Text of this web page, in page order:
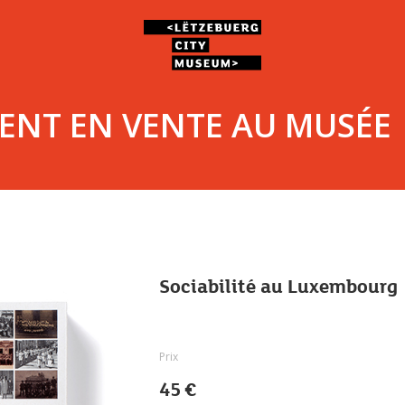
EN VENTE AU MUSÉE
Sociabilité au Luxembourg
Prix
45 €